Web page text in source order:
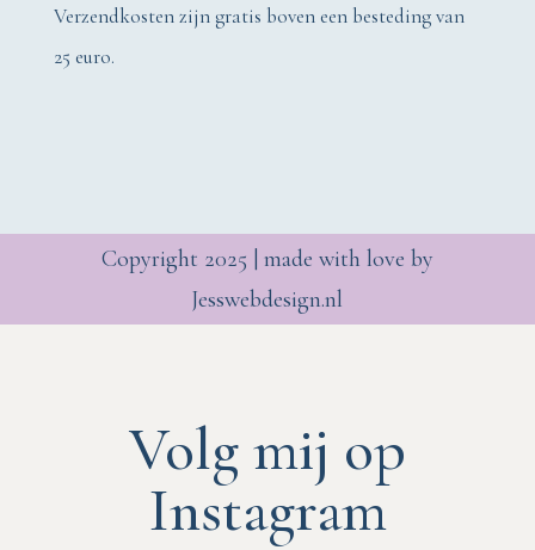
Verzendkosten zijn gratis boven een besteding van
25 euro.
Copyright 2025 | made with love by
Jesswebdesign.nl
Volg mij op
Instagram